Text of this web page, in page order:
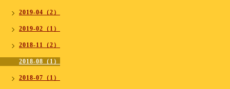
2019-04（2）
2019-02（1）
2018-11（2）
2018-08（1）
2018-07（1）